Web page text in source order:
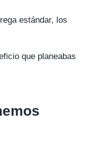
estándar, los
que planeabas